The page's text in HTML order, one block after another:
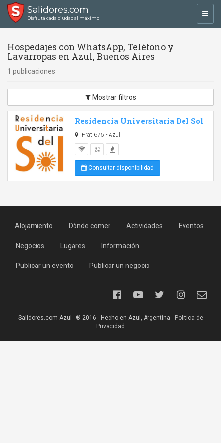
Salidores.com
Disfrutá cada ciudad al máximo
Hospedajes con WhatsApp, Teléfono y
Lavarropas en Azul, Buenos Aires
1 publicaciones
Mostrar filtros
Residencia Universitaria Del Sol
Prat 675 - Azul
Consultar disponibilidad
Alojamiento Dónde comer Actividades Eventos
Negocios Lugares Información
Publicar un evento Publicar un negocio
Salidores.com Azul - ® 2016 - Hecho en Azul, Argentina - Política de
Privacidad